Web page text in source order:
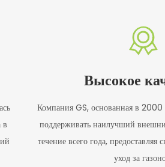
в
Высокое
Компания GS, основанная в 2000
поддерживать наилучший
течение всего года,
уход за